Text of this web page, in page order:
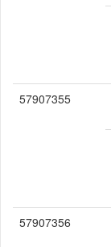
57907355
57907356